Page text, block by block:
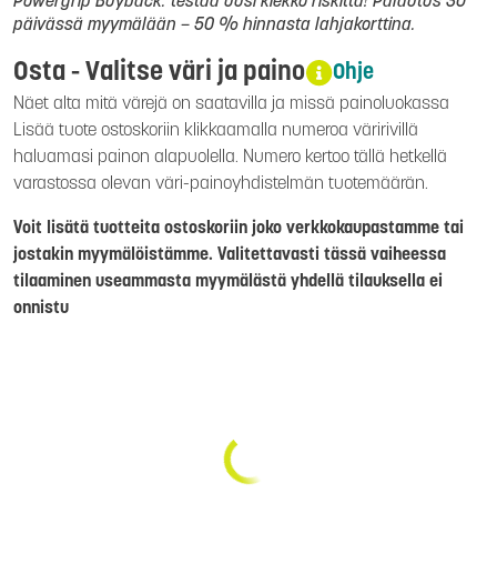
päivässä myymälään – 50 % hinnasta lahjakorttina.
Osta - Valitse väri ja paino Ohje
Näet alta mitä värejä on saatavilla ja missä painoluokassa
Lisää tuote ostoskoriin klikkaamalla numeroa väririvillä
haluamasi painon alapuolella. Numero kertoo tällä hetkellä
varastossa olevan väri-painoyhdistelmän tuotemäärän.
Voit lisätä tuotteita ostoskoriin joko verkkokaupastamme tai
jostakin myymälöistämme. Valitettavasti tässä vaiheessa
tilaaminen useammasta myymälästä yhdellä tilauksella ei
onnistu